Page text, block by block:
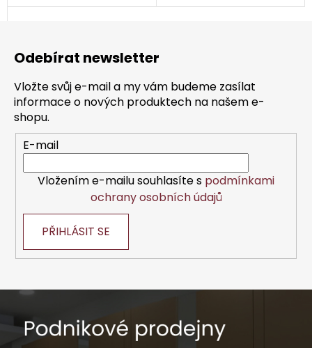
Odebírat newsletter
Vložte svůj e-mail a my vám budeme zasílat
informace o nových produktech na našem e-
shopu.
E-mail
Vložením e-mailu souhlasíte s podmínkami
ochrany osobních údajů
PŘIHLÁSIT SE